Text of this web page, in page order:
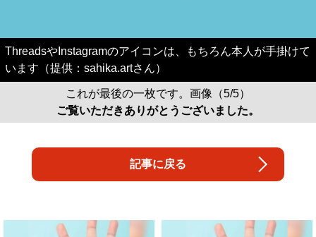
ThreadsやInstagramのアイコンは、もちろん本人が手掛けて
います（提供：sahika.artさん）
これが最後の一枚です。画像（5/5）
ご覧いただきありがとうございました。
記事に戻る